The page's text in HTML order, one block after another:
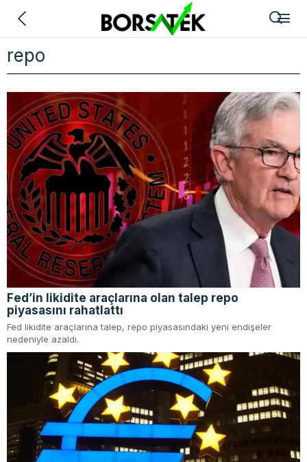
repo
Fed’in likidite araçlarına olan talep repo
piyasasını rahatlattı
Fed likidite araçlarına talep, repo piyasasındaki yeni endişeler
nedeniyle azaldı.